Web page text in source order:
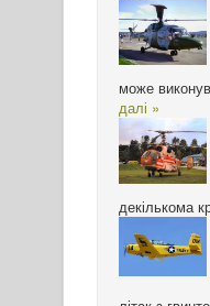
може
далі »
декількома